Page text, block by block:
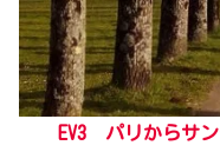
EV3 パリからサ